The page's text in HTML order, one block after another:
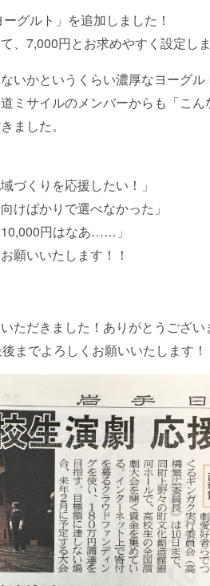
グルト」を追加しました！
、7,000円とお求めやすく設定し
いかというくらい濃厚なヨーグル
ミサイルのメンバーからも「こん
ました。
づくりを応援したい！」
けばかりで選べなかった」
10,000円はなあ……」
願いいたします！！
ただきました！ありがとうござい
までよろしくお願いいたします！